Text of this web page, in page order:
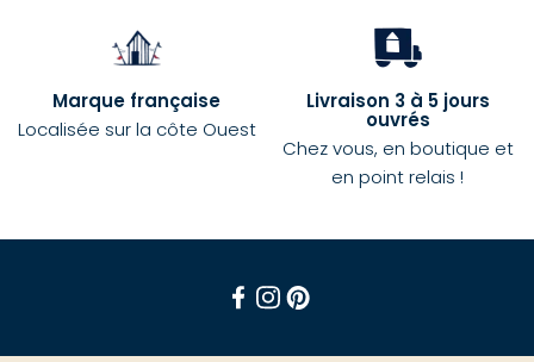
Marque française
Localisée sur la côte Ouest
Livraison 3 à 5 jours
ouvrés
Chez vous, en boutique et
en point relais !